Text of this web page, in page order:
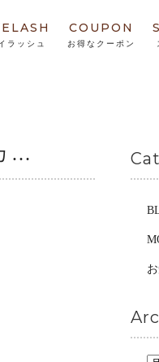
ラッシュ
COUPON
お得なクーポン
…